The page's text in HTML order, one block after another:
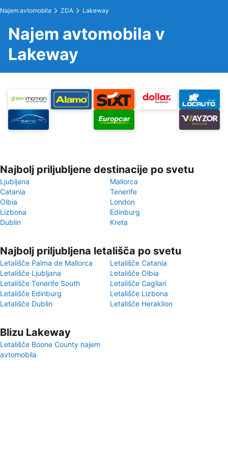
Najem avtomobila ZDA Lakeway
Najem avtomobila v
Lakeway
Najbolj priljubljene destinacije po svetu
Ljubljana
Mallorca
Catania
Tenerife
Olbia
London
Lizbona
Edinburg
Dublin
Kreta
Najbolj priljubljena letališča po svetu
Letališče Palma de Mallorca
Letališče Catania
Letališče Ljubljana
Letališče Olbia
Letališče Tenerife South
Letališče Cagliari
Letališče Edinburg
Letališče Lizbona
Letališče Dublin
Letališče Heraklion
Blizu Lakeway
Letališče Boone County najem
avtomobila